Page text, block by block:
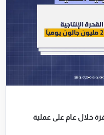
خلال عام على عملية